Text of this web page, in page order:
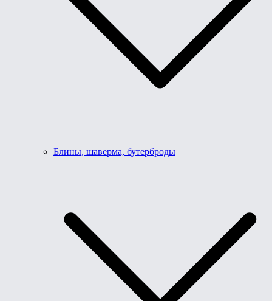
Блины, шаверма, бутерброды